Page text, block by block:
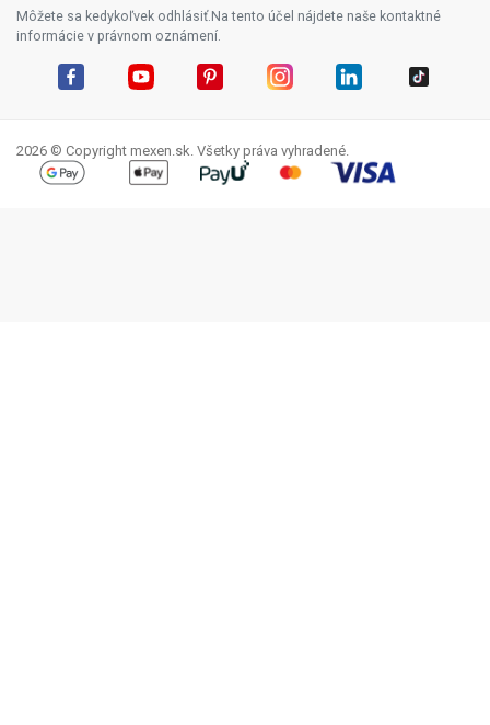
Môžete sa kedykoľvek odhlásiť.Na tento účel nájdete naše kontaktné
informácie v právnom oznámení.
2026 © Copyright mexen.sk. Všetky práva vyhradené.